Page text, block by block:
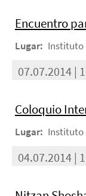
Encuentro
Lugar: Instituto
07.07.2014 |
Coloquio
Lugar: Instituto
04.07.2014 |